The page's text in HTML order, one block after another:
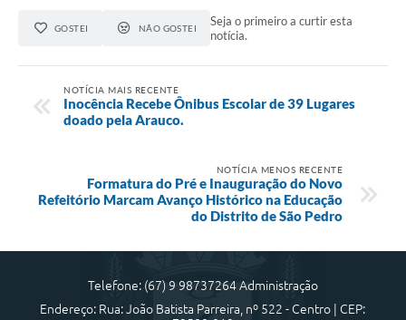
GOSTEI NÃO GOSTEI
Seja o primeiro a curtir esta
notícia.
NOTÍCIA MAIS RECENTE
Inocência Recebe Ônibus Escolar de 39 Lugares
doado pela Arauco.
NOTÍCIA MENOS RECENTE
Formatura do Pré e Inauguração do Novo
Refeitório Marcam Avanço Histórico na Educação
do Distrito de São Pedro
Telefone: (67) 9 98737264 Administração
Endereço: Rua: João Batista Parreira, nº 522 - Centro | CEP: